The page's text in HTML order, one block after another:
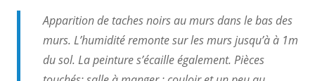
Apparition de taches noirs au murs dans le bas des
murs. L’humidité remonte sur les murs jusqu’à à 1m
du sol. La peinture s’écaille également. Pièces